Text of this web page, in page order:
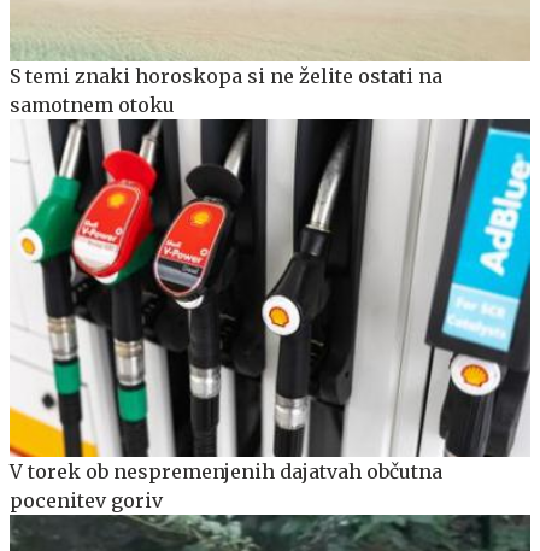
S temi znaki horoskopa si ne želite ostati na
samotnem otoku
V torek ob nespremenjenih dajatvah občutna
pocenitev goriv